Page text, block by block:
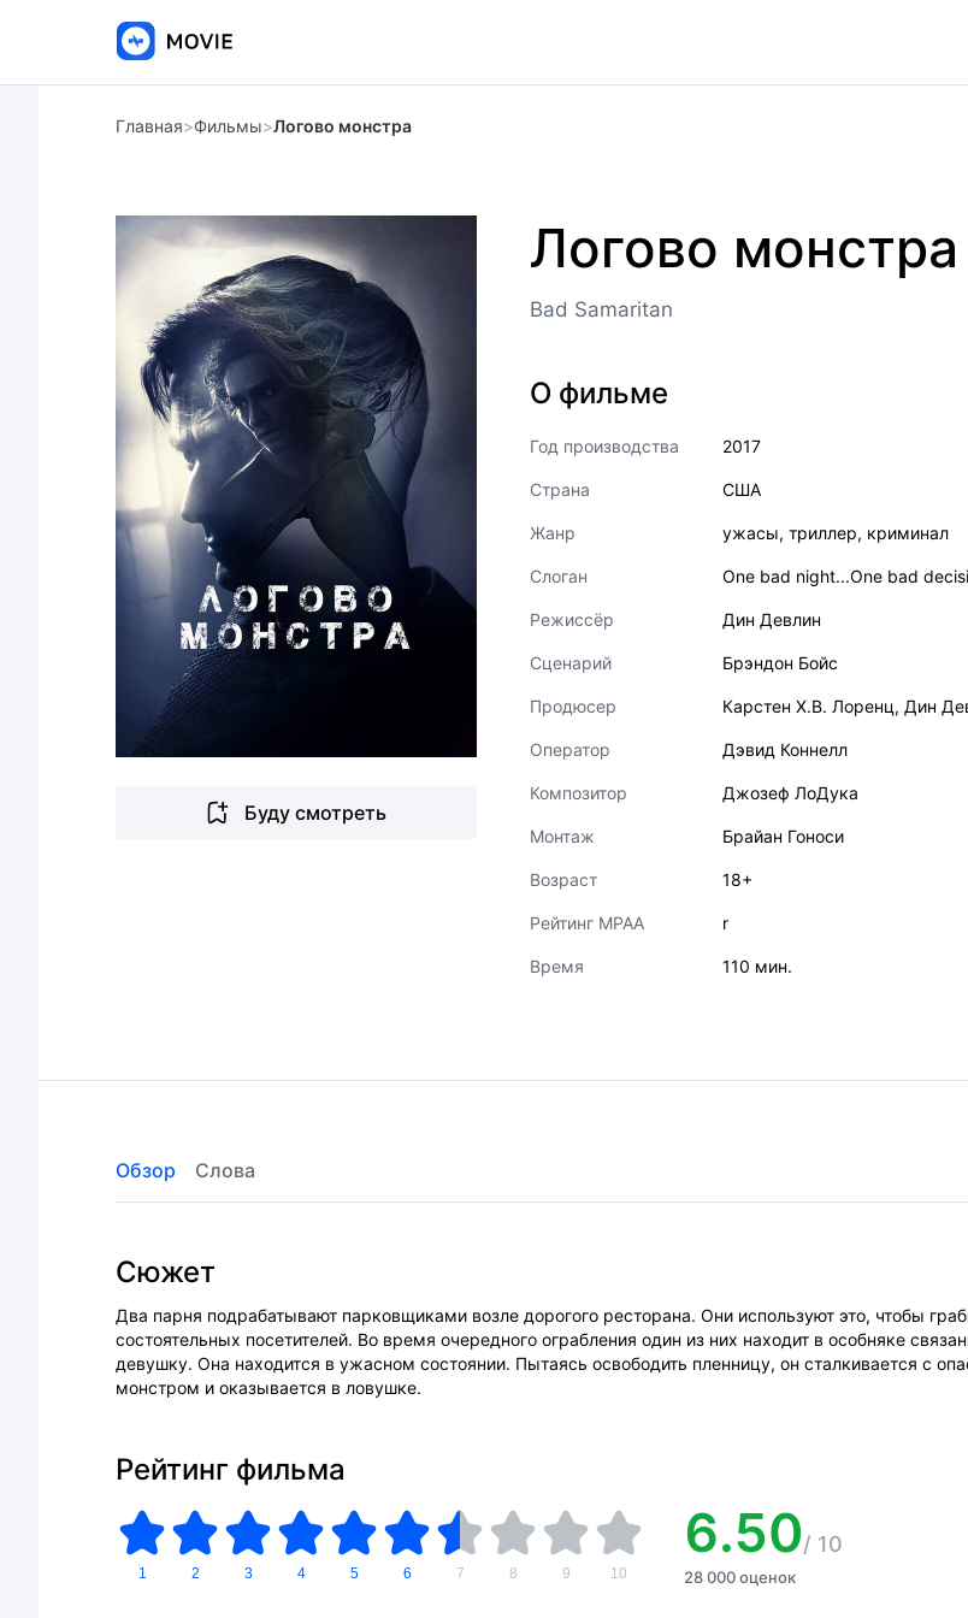
Главная>Фильмы>Логово монстра
Буду смотреть
Логово монстра
Bad Samaritan
О фильме
Год производства 2017
Страна США
Жанр ужасы, триллер, криминал
Слоган One bad night...One bad
Режиссёр Дин Девлин
Сценарий Брэндон Бойс
Продюсер Карстен Х.В. Лоренц, Дин
Оператор Дэвид Коннелл
Композитор Джозеф ЛоДука
Монтаж Брайан Гоноси
Возраст 18+
Рейтинг MPAA r
Время 110 мин.
Обзор Слова
Сюжет
Два парня подрабатывают парковщиками возле дорогого ресторана. Они используют это, чтобы
состоятельных посетителей. Во время очередного ограбления один из них находит в особняке
девушку. Она находится в ужасном состоянии. Пытаясь освободить пленницу, он сталкивается с
монстром и оказывается в ловушке.
Рейтинг фильма
1 2 3 4 5 6 7 8 9 10
6.50/ 10
28 000 оценок